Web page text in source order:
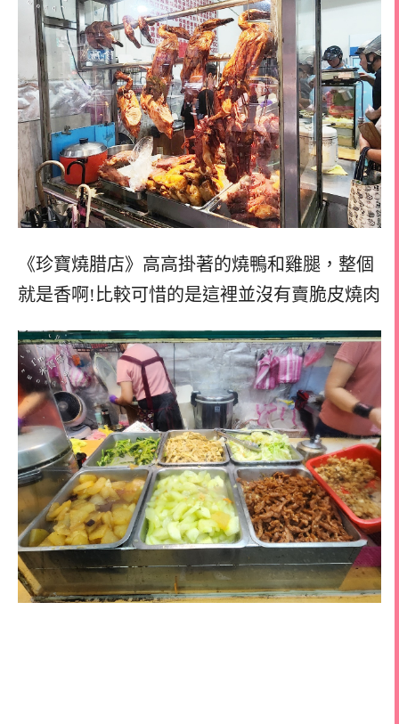
《珍寶燒腊店》高高掛著的燒鴨和雞腿， 整個
就是香啊!比較可惜的是這裡並沒有賣脆皮燒肉